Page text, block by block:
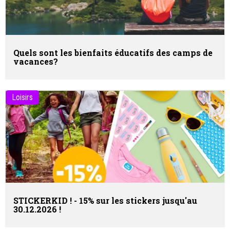
Quels sont les bienfaits éducatifs des camps de
vacances?
Loisirs
STICKERKID ! - 15% sur les stickers jusqu'au
30.12.2026 !